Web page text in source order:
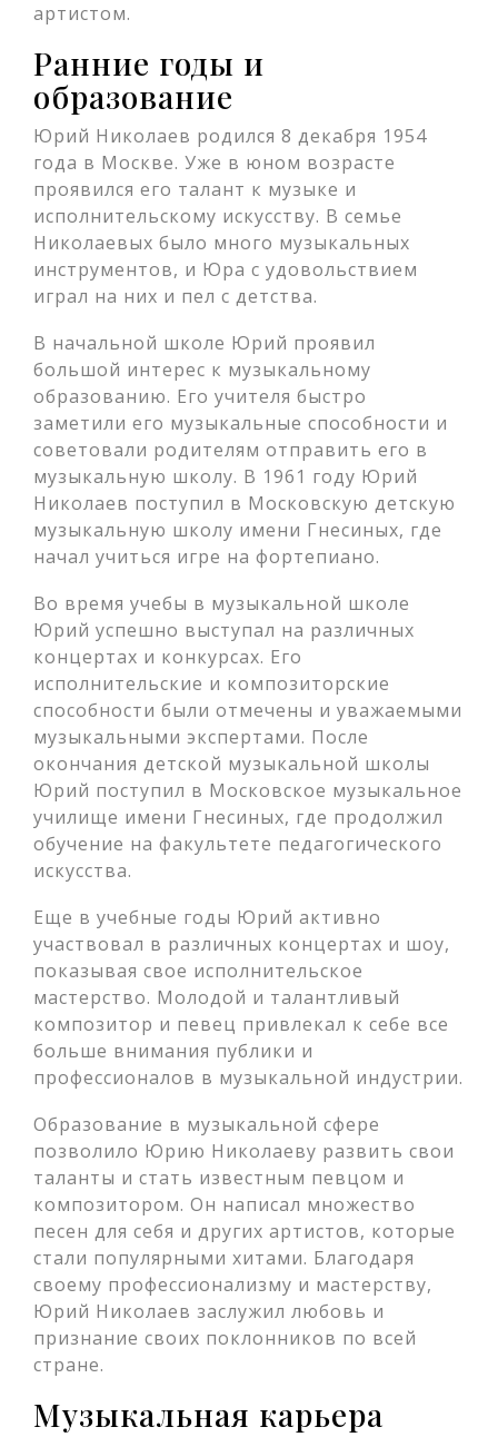
артистом.
Ранние годы и
образование
Юрий Николаев родился 8 декабря 1954
года в Москве. Уже в юном возрасте
проявился его талант к музыке и
исполнительскому искусству. В семье
Николаевых было много музыкальных
инструментов, и Юра с удовольствием
играл на них и пел с детства.
В начальной школе Юрий проявил
большой интерес к музыкальному
образованию. Его учителя быстро
заметили его музыкальные способности и
советовали родителям отправить его в
музыкальную школу. В 1961 году Юрий
Николаев поступил в Московскую детскую
музыкальную школу имени Гнесиных, где
начал учиться игре на фортепиано.
Во время учебы в музыкальной школе
Юрий успешно выступал на различных
концертах и конкурсах. Его
исполнительские и композиторские
способности были отмечены и уважаемыми
музыкальными экспертами. После
окончания детской музыкальной школы
Юрий поступил в Московское музыкальное
училище имени Гнесиных, где продолжил
обучение на факультете педагогического
искусства.
Еще в учебные годы Юрий активно
участвовал в различных концертах и шоу,
показывая свое исполнительское
мастерство. Молодой и талантливый
композитор и певец привлекал к себе все
больше внимания публики и
профессионалов в музыкальной индустрии.
Образование в музыкальной сфере
позволило Юрию Николаеву развить свои
таланты и стать известным певцом и
композитором. Он написал множество
песен для себя и других артистов, которые
стали популярными хитами. Благодаря
своему профессионализму и мастерству,
Юрий Николаев заслужил любовь и
признание своих поклонников по всей
стране.
Музыкальная карьера